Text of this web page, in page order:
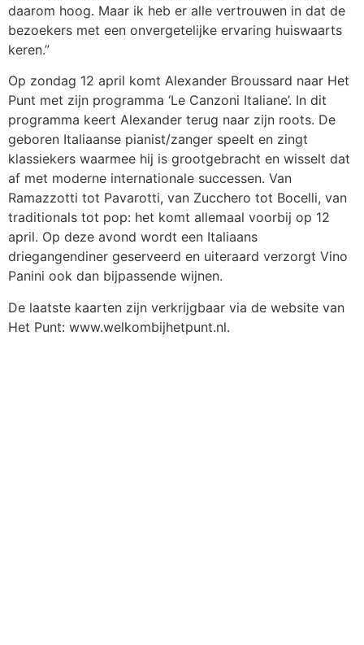
daarom hoog. Maar ik heb er alle vertrouwen in dat de
bezoekers met een onvergetelijke ervaring huiswaarts
keren.”
Op zondag 12 april komt Alexander Broussard naar Het
Punt met zijn programma ‘Le Canzoni Italiane’. In dit
programma keert Alexander terug naar zijn roots. De
geboren Italiaanse pianist/zanger speelt en zingt
klassiekers waarmee hij is grootgebracht en wisselt dat
af met moderne internationale successen. Van
Ramazzotti tot Pavarotti, van Zucchero tot Bocelli, van
traditionals tot pop: het komt allemaal voorbij op 12
april. Op deze avond wordt een Italiaans
driegangendiner geserveerd en uiteraard verzorgt Vino
Panini ook dan bijpassende wijnen.
De laatste kaarten zijn verkrijgbaar via de website van
Het Punt: www.welkombijhetpunt.nl.